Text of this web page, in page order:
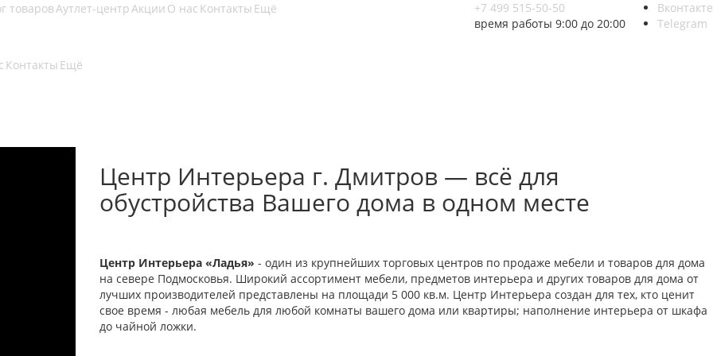
Вконтакте
Telegram
+7 499 515-50-50
время работы 9:00 до 20:00
товаровАутлет-центрАкции О нас Контакты Ещё
Контакты Ещё
Центр Интерьера г. Дмитров — всё для
обустройства Вашего дома в одном месте
Центр Интерьера «Ладья» - один из крупнейших торговых центров по продаже мебели и товаров для дома
на севере Подмосковья. Широкий ассортимент мебели, предметов интерьера и других товаров для дома от
лучших производителей представлены на площади 5 000 кв.м. Центр Интерьера создан для тех, кто ценит
свое время - любая мебель для любой комнаты вашего дома или квартиры; наполнение интерьера от шкафа
до чайной ложки.